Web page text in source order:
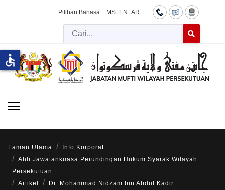
Pilihan Bahasa: MS EN AR
Cari
Laman Utama
Info Korporat
Ahli Jawatankuasa Perundingan Hukum Syarak Wilayah
Persekutuan
Artikel
Dr. Mohammad Nidzam bin Abdul Kadir
accessible